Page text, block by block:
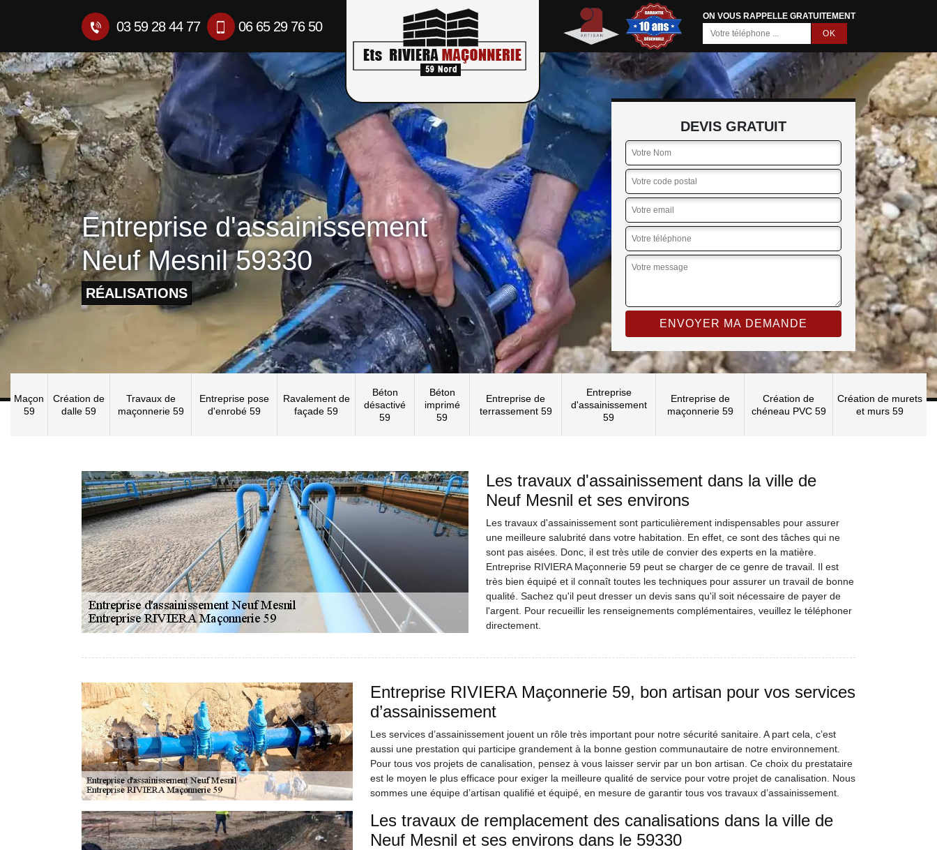
03 59 28 44 77 06 65 29 76 50
ON VOUS RAPPELLE GRATUITEMENT
Entreprise d'assainissement
Neuf Mesnil 59330
RÉALISATIONS
DEVIS GRATUIT
Maçon
59
Création de
dalle 59
Travaux de
maçonnerie 59
Entreprise pose
d'enrobé 59
Ravalement de
façade 59
Béton
désactivé
59
Béton
imprimé
59
Entreprise de
terrassement 59
Entreprise
d'assainissement
59
Entreprise de
maçonnerie 59
Création de
chéneau PVC 59
Création de murets
et murs 59
Les travaux d'assainissement dans la ville de
Neuf Mesnil et ses environs
Les travaux d'assainissement sont particulièrement indispensables pour assurer
une meilleure salubrité dans votre habitation. En effet, ce sont des tâches qui ne
sont pas aisées. Donc, il est très utile de convier des experts en la matière.
Entreprise RIVIERA Maçonnerie 59 peut se charger de ce genre de travail. Il est
très bien équipé et il connaît toutes les techniques pour assurer un travail de bonne
qualité. Sachez qu'il peut dresser un devis sans qu'il soit nécessaire de payer de
l'argent. Pour recueillir les renseignements complémentaires, veuillez le téléphoner
directement.
Entreprise RIVIERA Maçonnerie 59, bon artisan pour vos services
d’assainissement
Les services d’assainissement jouent un rôle très important pour notre sécurité sanitaire. A part cela, c’est
aussi une prestation qui participe grandement à la bonne gestion communautaire de notre environnement.
Pour tous vos projets de canalisation, pensez à vous laisser servir par un bon artisan. Ce choix du prestataire
est le moyen le plus efficace pour exiger la meilleure qualité de service pour votre projet de canalisation. Nous
sommes une équipe d’artisan qualifié et équipé, en mesure de garantir tous vos travaux d’assainissement.
Les travaux de remplacement des canalisations dans la ville de
Neuf Mesnil et ses environs dans le 59330